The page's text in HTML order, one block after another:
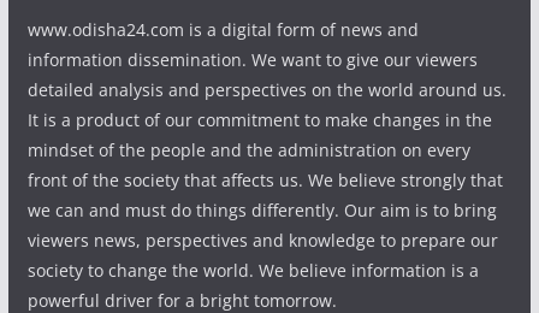
www.odisha24.com is a digital form of news and
information dissemination. We want to give our viewers
detailed analysis and perspectives on the world around us.
It is a product of our commitment to make changes in the
mindset of the people and the administration on every
front of the society that affects us. We believe strongly that
we can and must do things differently. Our aim is to bring
viewers news, perspectives and knowledge to prepare our
society to change the world. We believe information is a
powerful driver for a bright tomorrow.